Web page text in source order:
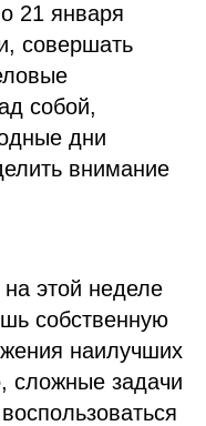
21 января
совершать
собой,
дни
внимание
на этой неделе
собственную
наилучших
сложные задачи